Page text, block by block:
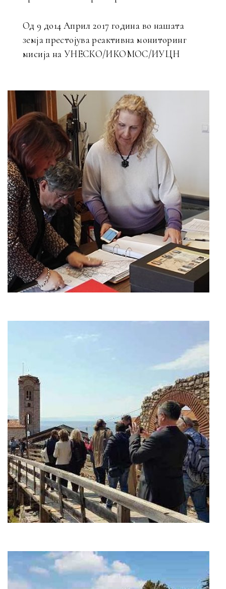
Од 9 до14 Април 2017 година во нашата
земја престојува реактивна мониторинг
мисија на УНЕСКО/ИКОМОС/ИУЦН